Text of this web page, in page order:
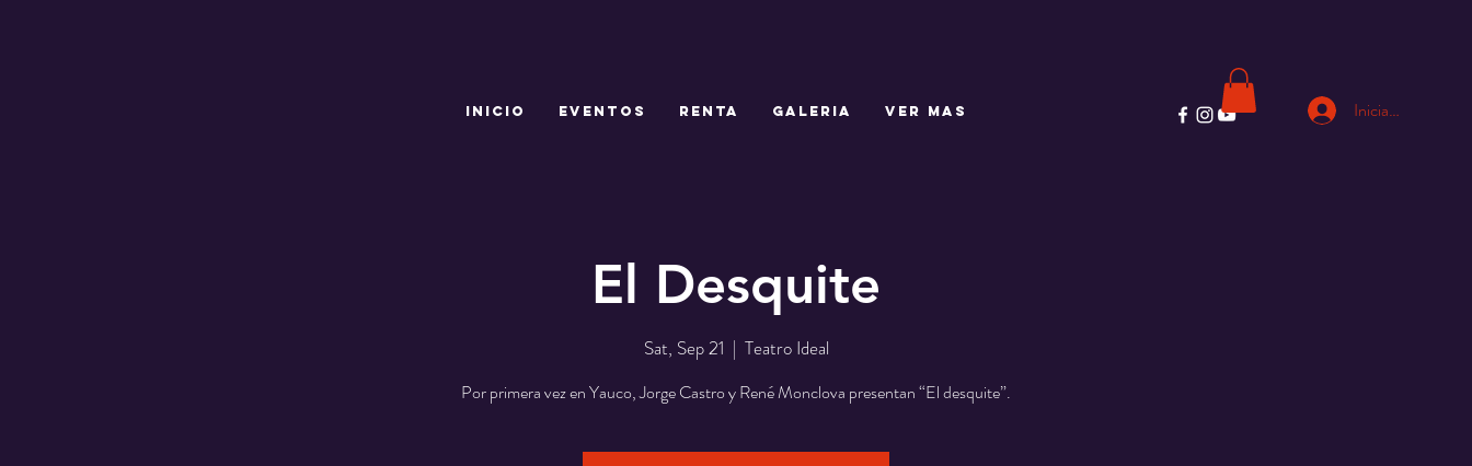
INICIO EVENTOS RENTA GALERIA Ver mas Iniciar sesión
El Desquite
Sat, Sep 21
  |
Teatro Ideal
Por primera vez en Yauco, Jorge Castro y René Monclova presentan “El desquite”.